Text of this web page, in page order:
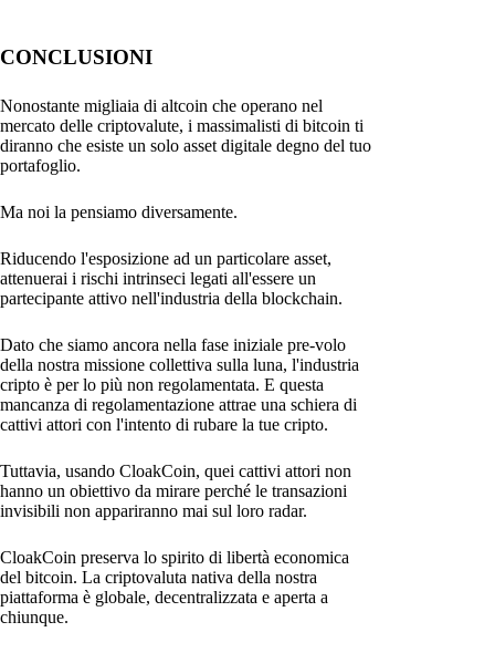
CONCLUSIONI
Nonostante migliaia di altcoin che operano nel
mercato delle criptovalute, i massimalisti di bitcoin ti
diranno che esiste un solo asset digitale degno del tuo
portafoglio.
Ma noi la pensiamo diversamente.
Riducendo l'esposizione ad un particolare asset,
attenuerai i rischi intrinseci legati all'essere un
partecipante attivo nell'industria della blockchain.
Dato che siamo ancora nella fase iniziale pre-volo
della nostra missione collettiva sulla luna, l'industria
cripto è per lo più non regolamentata. E questa
mancanza di regolamentazione attrae una schiera di
cattivi attori con l'intento di rubare la tue cripto.
Tuttavia, usando CloakCoin, quei cattivi attori non
hanno un obiettivo da mirare perché le transazioni
invisibili non appariranno mai sul loro radar.
CloakCoin preserva lo spirito di libertà economica
del bitcoin. La criptovaluta nativa della nostra
piattaforma è globale, decentralizzata e aperta a
chiunque.